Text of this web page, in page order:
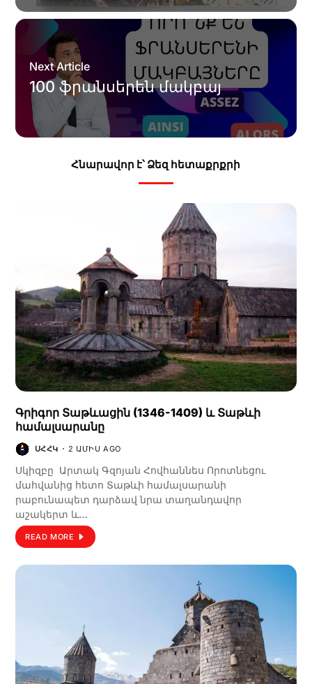
Next Article
100 ֆրանսերեն մակբայ
Հնարավոր է՝ Ձեզ հետաքրքրի
Գրիգոր Տաթևացին (1346-1409) և Տաթևի
համալսարանը
ՍՀՀԿ 2 ԱՄԻՍ AGO
Սկիզբը Արտակ Գզոյան Հովհաննես Որոտնեցու
մահվանից հետո Տաթևի համալսարանի
րաբունապետ դարձավ նրա տաղանդավոր
աշակերտ և…
READ MORE